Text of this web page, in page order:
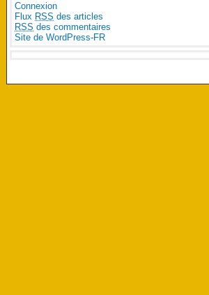
Connexion
Flux RSS des articles
RSS des commentaires
Site de WordPress-FR